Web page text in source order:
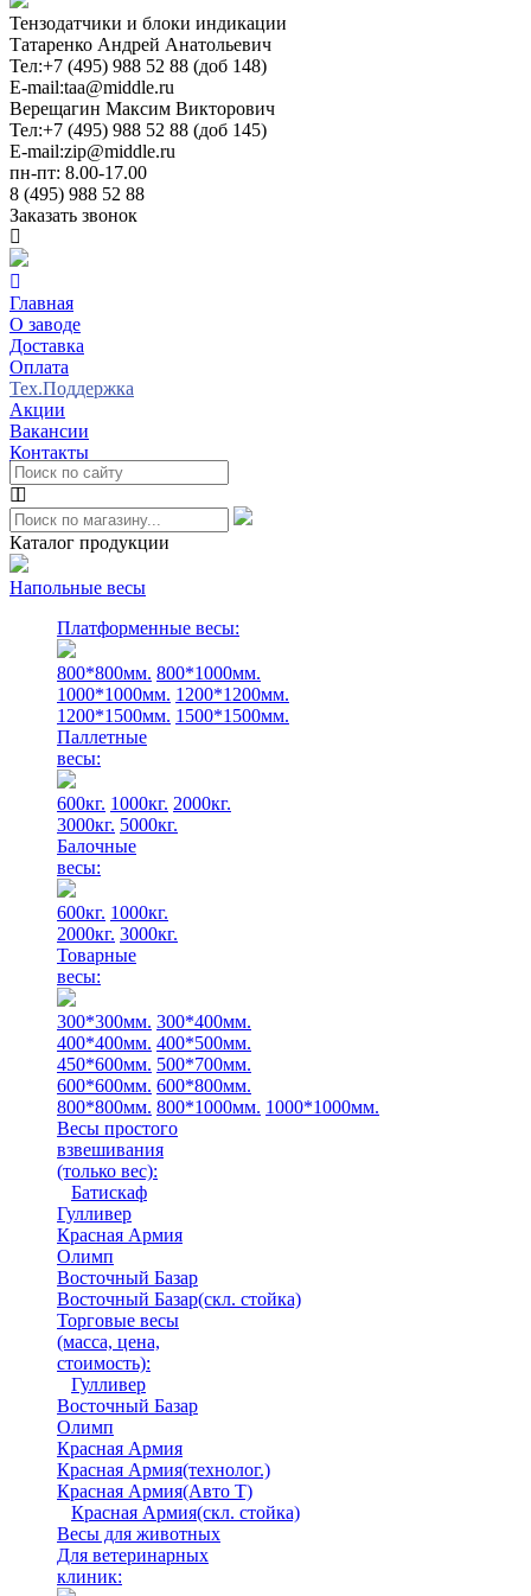
Тензодатчики и блоки индикации
Татаренко Андрей Анатольевич
Тел:+7 (495) 988 52 88 (доб 148)
E-mail:taa@middle.ru
Верещагин Максим Викторович
Тел:+7 (495) 988 52 88 (доб 145)
E-mail:zip@middle.ru
пн-пт: 8.00-17.00
8 (495) 988 52 88
Заказать звонок
Главная
О заводе
Доставка
Оплата
Тех.Поддержка
Акции
Вакансии
Контакты
Каталог продукции
Напольные весы
Платформенные весы:
800*800мм. 800*1000мм.
1000*1000мм. 1200*1200мм.
1200*1500мм. 1500*1500мм.
Паллетные
весы:
600кг. 1000кг. 2000кг.
3000кг. 5000кг.
Балочные
весы:
600кг. 1000кг.
2000кг. 3000кг.
Товарные
весы:
300*300мм. 300*400мм.
400*400мм. 400*500мм.
450*600мм. 500*700мм.
600*600мм. 600*800мм.
800*800мм. 800*1000мм. 1000*1000мм.
Весы простого
взвешивания
(только вес):
Батискаф
Гулливер
Красная Армия
Олимп
Восточный Базар
Восточный Базар(скл. стойка)
Торговые весы
(масса, цена,
стоимость):
Гулливер
Восточный Базар
Олимп
Красная Армия
Красная Армия(технолог.)
Красная Армия(Авто Т)
Красная Армия(скл. стойка)
Весы для животных
Для ветеринарных
клиник: